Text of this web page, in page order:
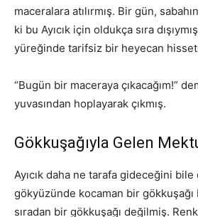
maceralara atılırmış. Bir gün,
ki bu Ayıcık için oldukça sıra
yüreğinde tarifsiz bir heyecan
“Bugün bir maceraya çıkacağım!”
yuvasından hoplayarak çıkmış.
Gökkuşağıyla Gelen
Ayıcık daha ne tarafa gideceğini
gökyüzünde kocaman bir
sıradan bir gökkuşağı değilmiş.